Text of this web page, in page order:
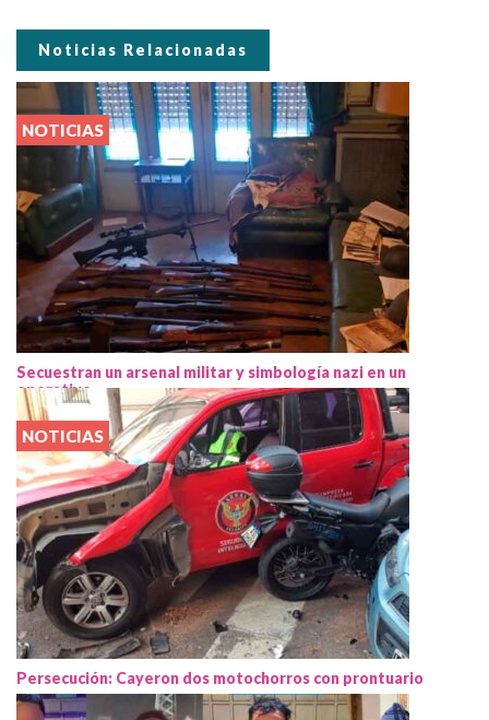
Noticias Relacionadas
NOTICIAS
Secuestran un arsenal militar y simbología nazi en un
operativo
NOTICIAS
Persecución: Cayeron dos motochorros con prontuario